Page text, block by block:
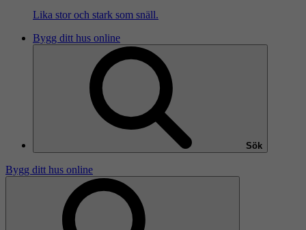
Lika stor och stark som snäll.
Bygg ditt hus online
Sök
Bygg ditt hus online